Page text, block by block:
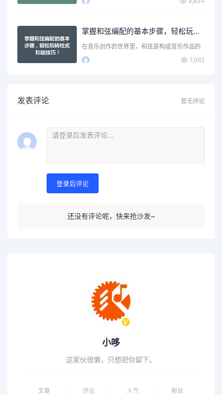
掌握和弦编配的基本步骤，轻松玩转柱式和旋技巧！
在音乐创作的世界里，和弦是构成音乐作品的
核心元素之一。无论你…
7,062
发表评论 暂无评论
登录后评论
还没有评论呢，快来抢沙发~
小哆
这家伙很懒，只想把你留下。
文章 评论 人气 粉丝